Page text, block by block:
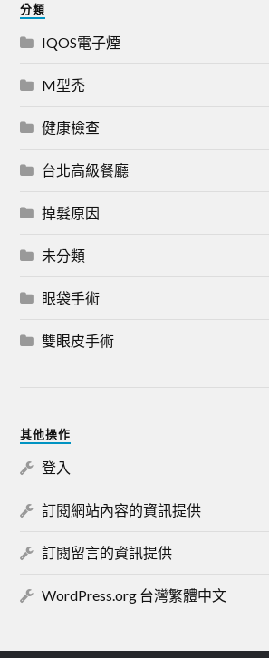
分類
IQOS電子煙
M型禿
健康檢查
台北高級餐廳
掉髮原因
未分類
眼袋手術
雙眼皮手術
其他操作
登入
訂閱網站內容的資訊提供
訂閱留言的資訊提供
WordPress.org 台灣繁體中文